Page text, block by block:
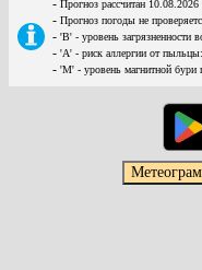
- Прогноз рассчитан
- Прогноз погоды не
- 'В' - уровень загрязненности
- 'А' - риск аллергии от
- 'М' - уровень магнитной